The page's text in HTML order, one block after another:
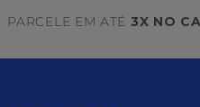
PARCELE EM ATÉ 3X NO